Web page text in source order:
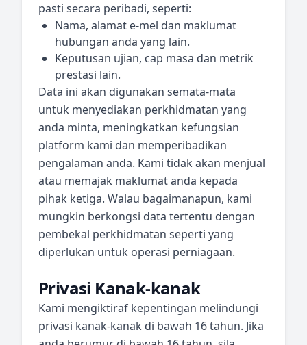
pasti secara peribadi, seperti:
Nama, alamat e-mel dan maklumat
hubungan anda yang lain.
Keputusan ujian, cap masa dan metrik
prestasi lain.
Data ini akan digunakan semata-mata
untuk menyediakan perkhidmatan yang
anda minta, meningkatkan kefungsian
platform kami dan memperibadikan
pengalaman anda. Kami tidak akan menjual
atau memajak maklumat anda kepada
pihak ketiga. Walau bagaimanapun, kami
mungkin berkongsi data tertentu dengan
pembekal perkhidmatan seperti yang
diperlukan untuk operasi perniagaan.
Privasi Kanak-kanak
Kami mengiktiraf kepentingan melindungi
privasi kanak-kanak di bawah 16 tahun. Jika